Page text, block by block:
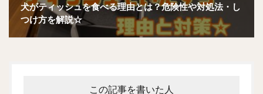
犬がティッシュを食べる理由とは？危険性や対処法・し
つけ方を解説☆
この記事を書いた人